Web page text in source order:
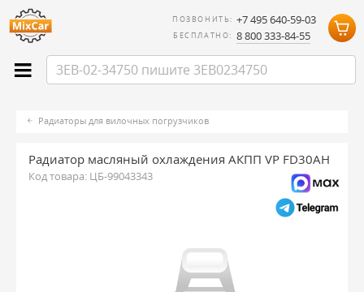
ПОЗВОНИТЬ: +7 495 640-59-03
БЕСПЛАТНО: 8 800 333-84-55
Радиаторы для вилочных погрузчиков
Радиатор масляный охлаждения АКПП VP FD30AH
Код товара: ЦБ-99043343